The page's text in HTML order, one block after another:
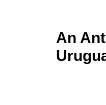
An